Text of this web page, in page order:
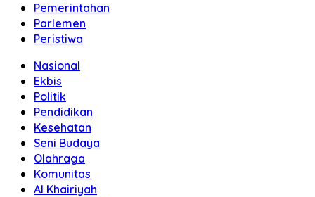
Pemerintahan
Parlemen
Peristiwa
Nasional
Ekbis
Politik
Pendidikan
Kesehatan
Seni Budaya
Olahraga
Komunitas
Al Khairiyah